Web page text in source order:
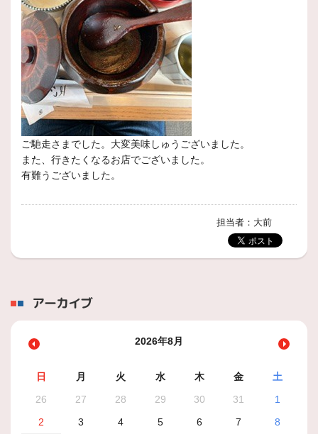
ご馳走さまでした。大変美味しゅうございました。
また、行きたくなるお店でございました。
有難うございました。
担当者：大前
アーカイブ
2026年8月
日 月 火 水 木 金
土
26
27 28 29 30 31
1
2
3 4 5 6 7
8